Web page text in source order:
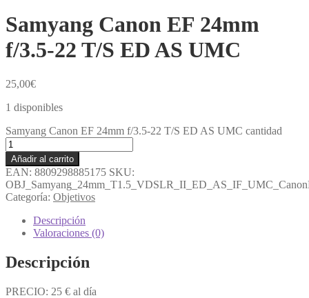
Samyang Canon EF 24mm
f/3.5-22 T/S ED AS UMC
25,00€
1 disponibles
Samyang Canon EF 24mm f/3.5-22 T/S ED AS UMC cantidad
Añadir al carrito
EAN: 8809298885175 SKU:
Categoría: Objetivos
Descripción
Valoraciones (0)
Descripción
PRECIO: 25 € al día